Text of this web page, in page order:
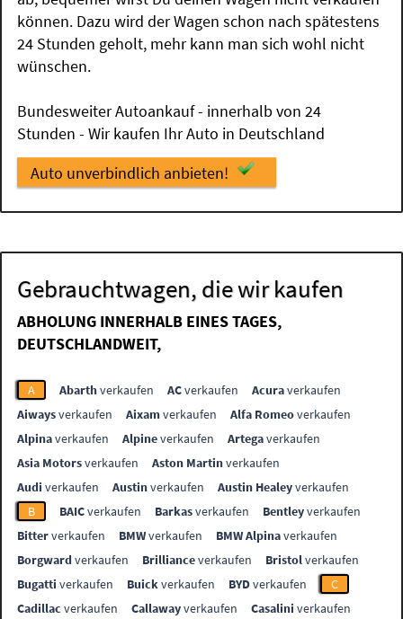
können. Dazu wird der Wagen schon nach spätestens
24 Stunden geholt, mehr kann man sich wohl nicht
wünschen.
Bundesweiter Autoankauf - innerhalb von 24
Stunden - Wir kaufen Ihr Auto in Deutschland
Auto unverbindlich anbieten!
Gebrauchtwagen, die wir kaufen
ABHOLUNG INNERHALB EINES TAGES,
DEUTSCHLANDWEIT,
A Abarthverkaufen ACverkaufen Acuraverkaufen
Aiwaysverkaufen Aixamverkaufen Alfa Romeoverkaufen
Alpinaverkaufen Alpineverkaufen Artegaverkaufen
Asia Motorsverkaufen Aston Martinverkaufen
Audi verkaufen Austinverkaufen Austin Healeyverkaufen
B
BAICverkaufen Barkasverkaufen Bentleyverkaufen
Bitterverkaufen BMWverkaufen BMW Alpinaverkaufen
Borgwardverkaufen Brillianceverkaufen Bristolverkaufen
Bugatti verkaufen Buickverkaufen BYDverkaufen
C
Cadillac verkaufen Callawayverkaufen Casalini verkaufen